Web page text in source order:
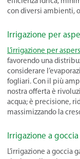
con diversi ambienti,
Irrigazione per
L’irrigazione per
favorendo una
considerare
fogliari. Con il più
nostra offerta è
acqua; è precisione,
massimizzando la
Irrigazione a goccia
L’irrigazione a goccia